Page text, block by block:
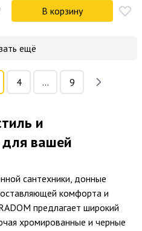
В корзину
ещё
4 ... 9
и
для вашей
сантехники, донные
комфорта и
предлагает широкий
хромированные и черные